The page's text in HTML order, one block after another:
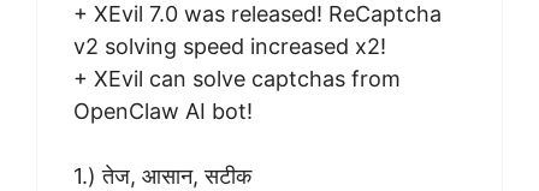
+ XEvil 7.0 was released! ReCaptcha
v2 solving speed increased x2!
+ XEvil can solve captchas from
OpenClaw AI bot!
1.) तेज, आसान, सटीक